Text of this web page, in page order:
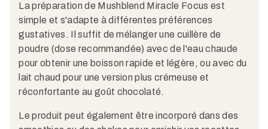
La préparation de Mushblend Miracle Focus est
simple et s'adapte à différentes préférences
gustatives. Il suffit de mélanger une cuillère de
poudre (dose recommandée) avec de l'eau chaude
pour obtenir une boisson rapide et légère, ou avec du
lait chaud pour une version plus crémeuse et
réconfortante au goût chocolaté.
Le produit peut également être incorporé dans des